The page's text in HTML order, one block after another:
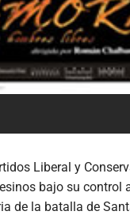
Liberal y
bajo su control
de la batalla de